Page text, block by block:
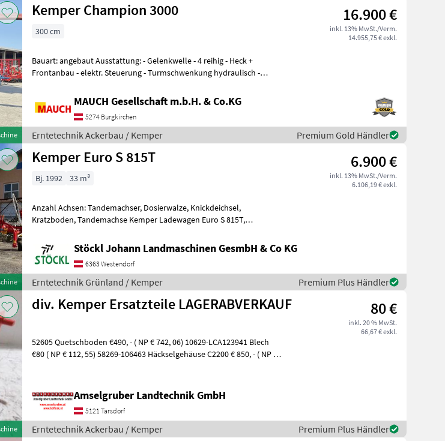
Kemper Champion 3000 16.900 €
inkl. 13% MwSt./Verm.
14.955,75 € exkl.
300 cm
Bauart: angebaut Ausstattung: - Gelenkwelle - 4 reihig - Heck +
Frontanbau - elektr. Steuerung - Turmschwenkung hydraulisch -
MAUCH Gesellschaft m.b.H. & Co.KG
5274 Burgkirchen
Erntetechnik Ackerbau / Kemper Premium Gold Händler
Kemper Euro S 815T 6.900 €
inkl. 13% MwSt./Verm.
6.106,19 € exkl.
Bj. 1992 33 m³
Anzahl Achsen: Tandemachser, Dosierwalze, Knickdeichsel,
Kratzboden, Tandemachse Kemper Ladewagen Euro S 815T,
Stöckl Johann Landmaschinen GesmbH & Co KG
6363 Westendorf
Erntetechnik Grünland / Kemper Premium Plus Händler
div. Kemper Ersatzteile LAGERABVERKAUF 80 €
inkl. 20 % MwSt.
66,67 € exkl.
52605 Quetschboden €490, - ( NP € 742, 06) 10629-LCA123941 Blech
€80 ( NP € 112, 55) 58269-106463 Häckselgehäuse C2200 € 850, - ( NP €
Amselgruber Landtechnik GmbH
5121 Tarsdorf
Erntetechnik Ackerbau / Kemper Premium Plus Händler